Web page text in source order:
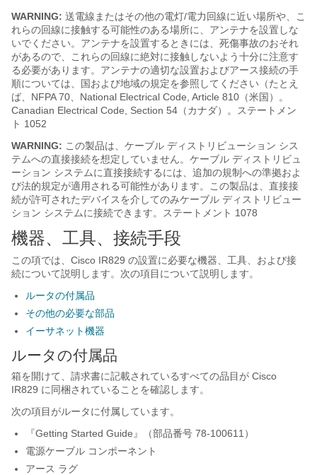
WARNING: 送電線またはその他の電灯/電力回線に近い場所や、こ
れらの回線に接触する可能性のある場所に、アンテナを設置しな
いでください。アンテナを設置するときには、死傷事故のおそれ
があるので、これらの回線に絶対に接触しないよう十分に注意す
る必要があります。アンテナの適切な設置およびアース接続の手
順については、国および地域の規定を参照してください（たとえ
ば、NFPA 70、National Electrical Code, Article 810（米国）。
Canadian Electrical Code, Section 54（カナダ）。ステートメン
ト 1052
WARNING: この製品は、ケーブル ディストリビューション シス
テムへの直接接続を想定していません。ケーブル ディストリビュ
ーション システムに直接接続するには、追加の規制への準拠およ
び法的規定が適用される可能性があります。この製品は、直接接
続が許可されたデバイスを介してのみケーブル ディストリビュー
ション システムに接続できます。ステートメント 1078
機器、工具、接続手段
この項では、Cisco IR829 の設置に必要な機器、工具、および接
続について説明します。次の項目について説明します。
ルータの付属品
その他の必要な部品
イーサネット機器
ルータの付属品
箱を開けて、請求書に記載されているすべての品目が Cisco
IR829 に同梱されていることを確認します。
次の項目がルータに付属しています。
『Getting Started Guide』（部品番号 78-100611）
電源ケーブル コンポーネント
アース ラグ